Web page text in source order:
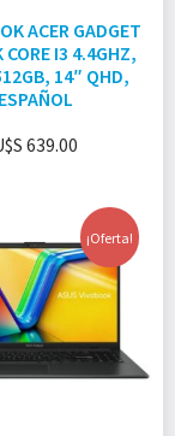
ACER GADGET
CORE I3 4.4GHZ,
14″ QHD,
ESPAÑOL
639.00
¡Oferta!